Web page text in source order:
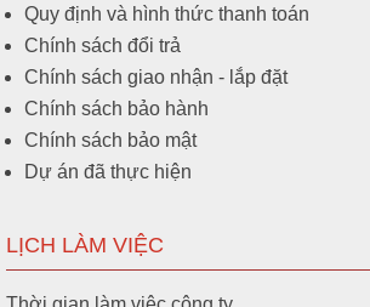
Quy định và hình thức thanh toán
Chính sách đổi trả
Chính sách giao nhận - lắp đặt
Chính sách bảo hành
Chính sách bảo mật
Dự án đã thực hiện
LỊCH LÀM VIỆC